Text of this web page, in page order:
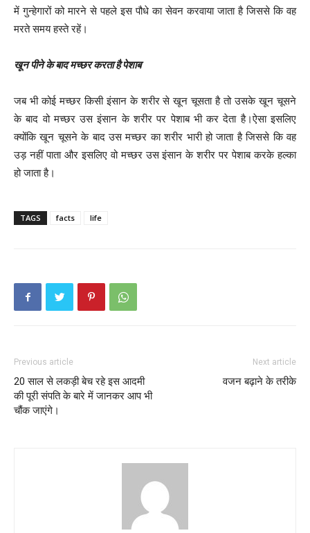
में गुन्हेगारों को मारने से पहले इस पौधे का सेवन करवाया जाता है जिससे कि वह
मरते समय हस्ते रहें।
खून पीने के बाद मच्छर करता है पेशाब
जब भी कोई मच्छर किसी इंसान के शरीर से खून चूसता है तो उसके खून चूसने
के बाद वो मच्छर उस इंसान के शरीर पर पेशाब भी कर देता है।ऐसा इसलिए
क्योंकि खून चूसने के बाद उस मच्छर का शरीर भारी हो जाता है जिससे कि वह
उड़ नहीं पाता और इसलिए वो मच्छर उस इंसान के शरीर पर पेशाब करके हल्का
हो जाता है।
TAGS facts life
Previous article
20 साल से लकड़ी बेच रहे इस आदमी
की पूरी संपति के बारे में जानकर आप भी
चौंक जाएंगे।
Next article
वजन बढ़ाने के तरीके